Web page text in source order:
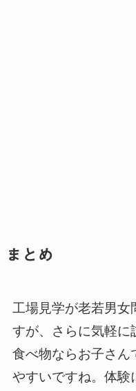
まとめ
工場見学が老若男女
すが、さらに気軽に
食べ物ならお子さん
やすいですね。体験